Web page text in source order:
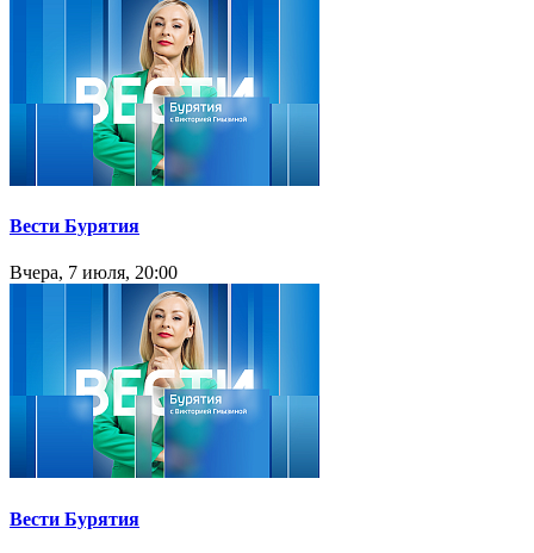
Вести Бурятия
Вчера, 7 июля, 20:00
Вести Бурятия